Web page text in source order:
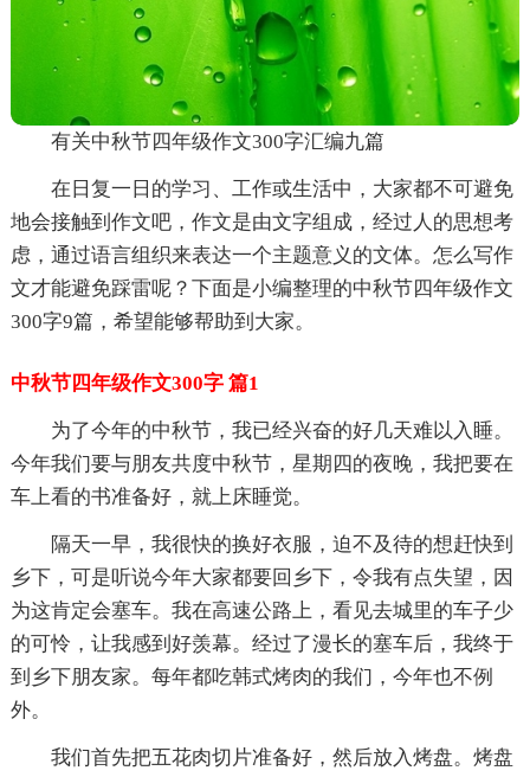
有关中秋节四年级作文300字汇编九篇
在日复一日的学习、工作或生活中，大家都不可避免
地会接触到作文吧，作文是由文字组成，经过人的思想考
虑，通过语言组织来表达一个主题意义的文体。怎么写作
文才能避免踩雷呢？下面是小编整理的中秋节四年级作文
300字9篇，希望能够帮助到大家。
中秋节四年级作文300字 篇1
为了今年的中秋节，我已经兴奋的好几天难以入睡。
今年我们要与朋友共度中秋节，星期四的夜晚，我把要在
车上看的书准备好，就上床睡觉。
隔天一早，我很快的换好衣服，迫不及待的想赶快到
乡下，可是听说今年大家都要回乡下，令我有点失望，因
为这肯定会塞车。我在高速公路上，看见去城里的车子少
的可怜，让我感到好羡幕。经过了漫长的塞车后，我终于
到乡下朋友家。每年都吃韩式烤肉的我们，今年也不例
外。
我们首先把五花肉切片准备好，然后放入烤盘。烤盘